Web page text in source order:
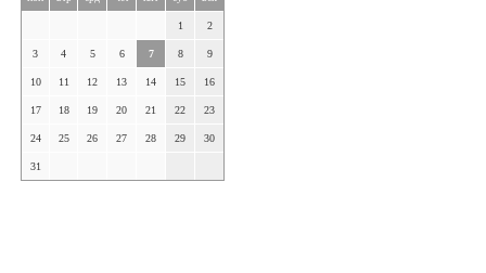
1 2
3 4 5 6 7 8 9
10 11 12 13 14 15 16
17 18 19 20 21 22 23
24 25 26 27 28 29 30
31